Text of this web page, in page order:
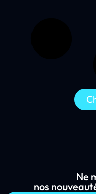
Ne
nos